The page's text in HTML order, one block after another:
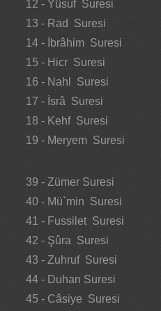
12 - Yûsuf Suresi
13 - Rad Suresi
14 - İbrâhim Suresi
15 - Hicr Suresi
16 - Nahl Suresi
17 - İsrâ Suresi
18 - Kehf Suresi
19 - Meryem Suresi
39 - Zümer Suresi
40 - Mü`min Suresi
41 - Fussilet Suresi
42 - Şûra Suresi
43 - Zuhruf Suresi
44 - Duhan Suresi
45 - Câsiye Suresi